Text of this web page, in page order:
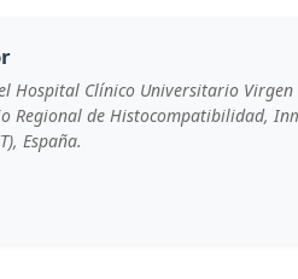
Hospital Clínico Universitario
Regional de Histocompatibilidad,
España.